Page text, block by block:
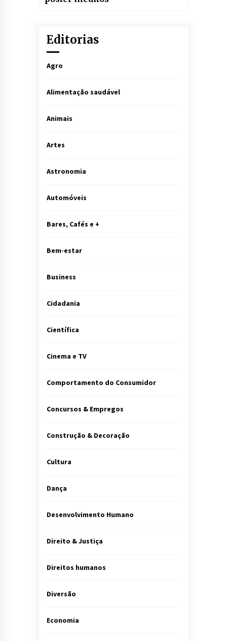
Editorias
Agro
Alimentação saudável
Animais
Artes
Astronomia
Automóveis
Bares, Cafés e +
Bem-estar
Business
Cidadania
Científica
Cinema e TV
Comportamento do Consumidor
Concursos & Empregos
Construção & Decoração
Cultura
Dança
Desenvolvimento Humano
Direito & Justiça
Direitos humanos
Diversão
Economia